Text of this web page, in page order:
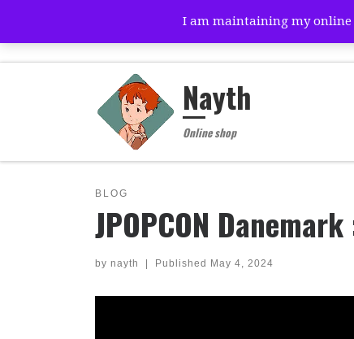
I am maintaining my online
Nayth
Online shop
BLOG
JPOPCON
by nayth | Published May 4, 2024